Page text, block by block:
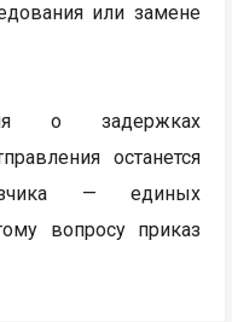
или замене
о задержках
останется
— единых
вопросу приказ